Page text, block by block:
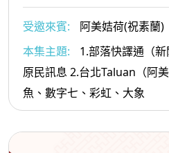
受邀來賓:
阿美姞荷(祝素蘭)
本集主題:
1.部落快譯通（
原民訊息 2.台北Taluan（阿美族語趣味教學）：鯨
魚、數字七、彩虹、大象